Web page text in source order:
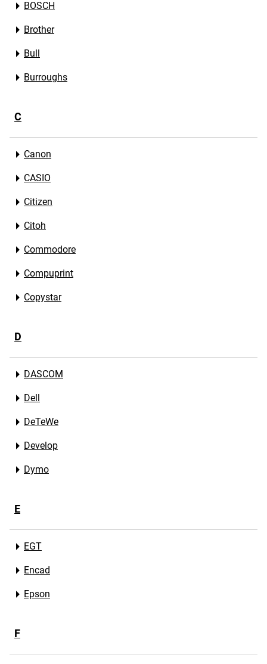
BOSCH
Brother
Bull
Burroughs
C
Canon
CASIO
Citizen
Citoh
Commodore
Compuprint
Copystar
D
DASCOM
Dell
DeTeWe
Develop
Dymo
E
EGT
Encad
Epson
F